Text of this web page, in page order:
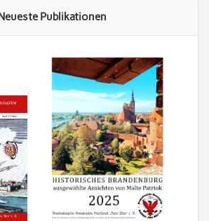
Publikationen